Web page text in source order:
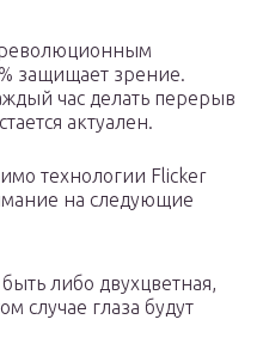
революционным
защищает зрение.
час делать перерыв
актуален.
технологии Flicker
на следующие
либо двухцветная,
случае глаза будут